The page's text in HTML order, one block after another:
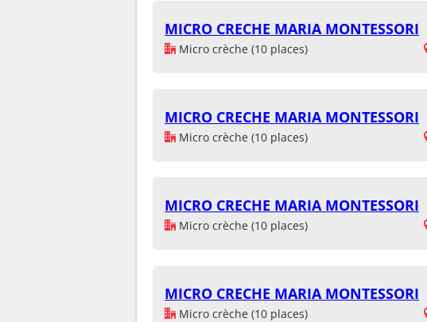
MICRO CRECHE MARIA MONTESSORI
Micro crèche (10 places)
MICRO CRECHE MARIA MONTESSORI
Micro crèche (10 places)
MICRO CRECHE MARIA MONTESSORI
Micro crèche (10 places)
MICRO CRECHE MARIA MONTESSORI
Micro crèche (10 places)